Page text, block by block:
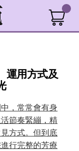
運用方式及
，常常會有身
節奏緊繃，精
方式。但到底
行完整的芳療